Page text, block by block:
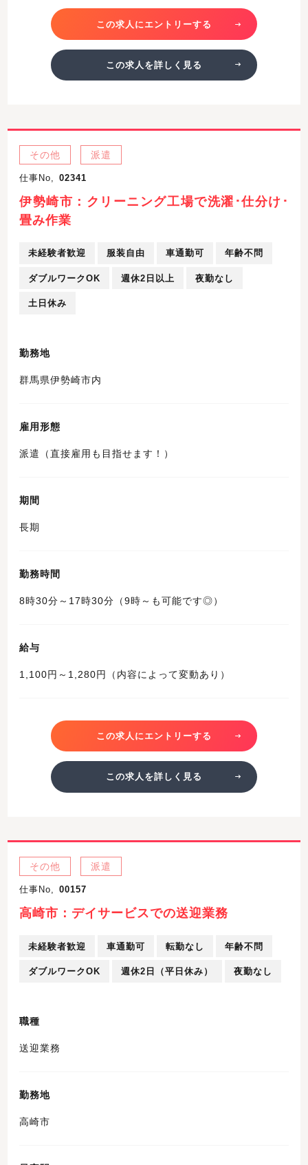
この求人にエントリーする
この求人を詳しく見る
その他 派遣
仕事No, 02341
伊勢崎市：クリーニング工場で洗濯･仕分け･
畳み作業
未経験者歓迎 服装自由 車通勤可 年齢不問
ダブルワークOK 週休2日以上 夜勤なし
土日休み
勤務地
群馬県伊勢崎市内
雇用形態
派遣（直接雇用も目指せます！）
期間
長期
勤務時間
8時30分～17時30分（9時～も可能です◎）
給与
1,100円～1,280円（内容によって変動あり）
この求人にエントリーする
この求人を詳しく見る
その他 派遣
仕事No, 00157
高崎市：デイサービスでの送迎業務
未経験者歓迎 車通勤可 転勤なし 年齢不問
ダブルワークOK 週休2日（平日休み） 夜勤なし
職種
送迎業務
勤務地
高崎市